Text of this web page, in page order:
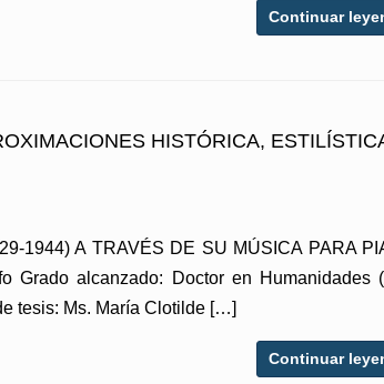
Continuar
HISTÓRICA,
1944) A TRAVÉS DE SU MÚSICA PARA
Grado alcanzado: Doctor en Humanidades
tesis: Ms. María Clotilde […]
Continuar